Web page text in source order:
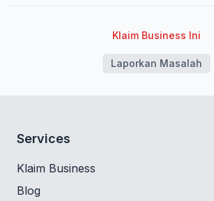
Klaim Business Ini
Laporkan Masalah
Services
Klaim Business
Blog